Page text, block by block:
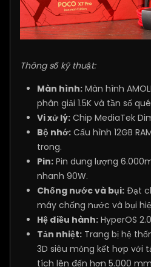
Thông số kỹ thuật:
Màn hình: Màn hình
phân giải 1.5K và tần số
Vi xử lý: Chip MediaTek
Bộ nhớ: Cấu hình 12GB
trong.
Pin: Pin dung lượng
nhanh 90W.
Chống nước và bụi: Đạt
máy chống nước và bụi
Hệ điều hành: HyperOS
Tản nhiệt: Trang bị hệ
3D siêu mỏng kết hợp với
tích lên đến hơn 5.000